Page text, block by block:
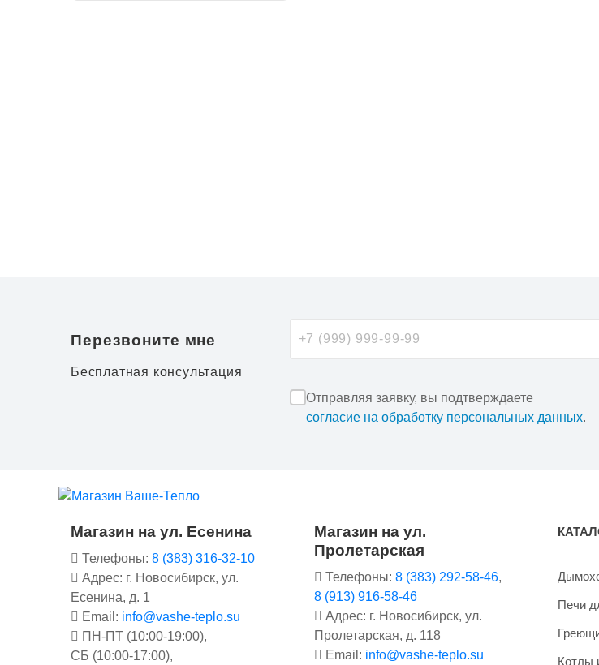
Перезвоните мне
Бесплатная консультация
Отправляя заявку, вы подтверждаете
согласие на обработку персональных данных.
Магазин на ул. Есенина
Телефоны: 8 (383) 316-32-10
Адрес: г. Новосибирск, ул.
Есенина, д. 1
Email: info@vashe-teplo.su
ПН-ПТ (10:00-19:00),
СБ (10:00-17:00),
Магазин на ул.
Пролетарская
Телефоны: 8 (383) 292-58-46,
8 (913) 916-58-46
Адрес: г. Новосибирск, ул.
Пролетарская, д. 118
Email: info@vashe-teplo.su
Печи
Котлы